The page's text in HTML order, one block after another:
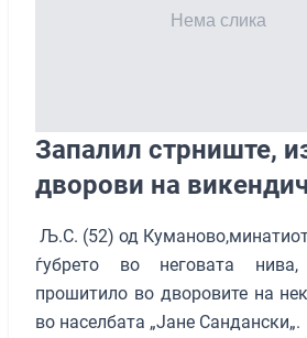
Запалил стрниште,
дворови на
Љ.С. (52) од
ѓубрето во неговата
прошитило во дворовите на
во населбата „Јане Сандански„.